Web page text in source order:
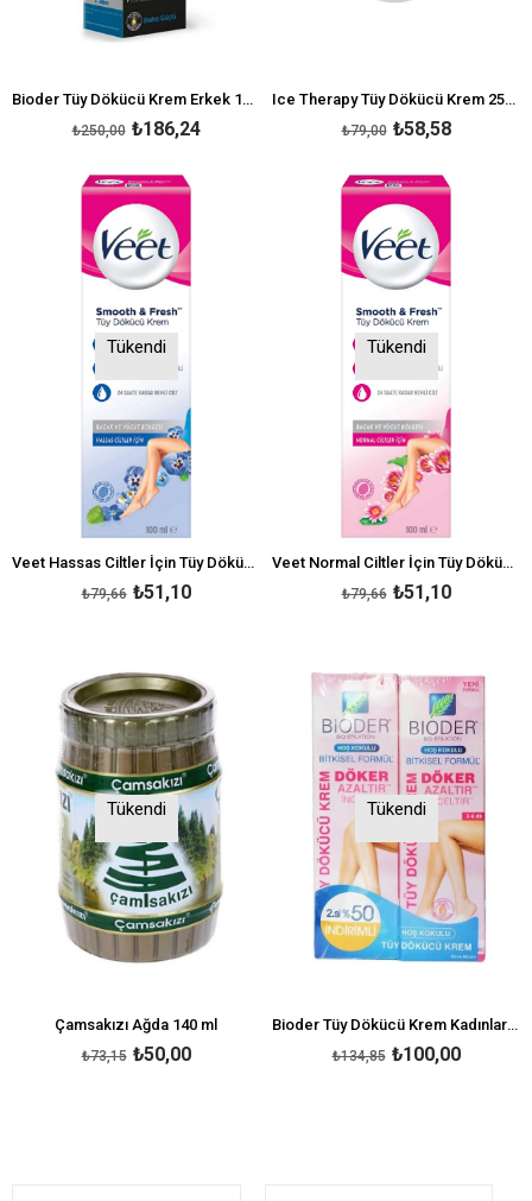
Bioder Tüy Dökücü Krem Erkek 100 ml
₺186,24
₺250,00
Ice Therapy Tüy Dökücü Krem 250 ml
₺58,58
₺79,00
Tükendi
Veet Hassas Ciltler İçin Tüy Dökücü Krem 100 ml
₺51,10
₺79,66
Tükendi
Veet Normal Ciltler İçin Tüy Dökücü Krem 100 ml
₺51,10
₺79,66
Tükendi
Çamsakızı Ağda 140 ml
₺50,00
₺73,15
Tükendi
Bioder Tüy Dökücü Krem Kadınlara Özel 100 ml - 2 Adet
₺100,00
₺134,85